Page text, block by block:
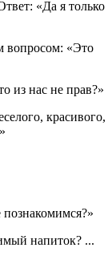
«Да я только
вопросом: «Это
из нас не прав?»
красивого,
напиток? ...